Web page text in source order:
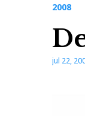
2008
jul 22,